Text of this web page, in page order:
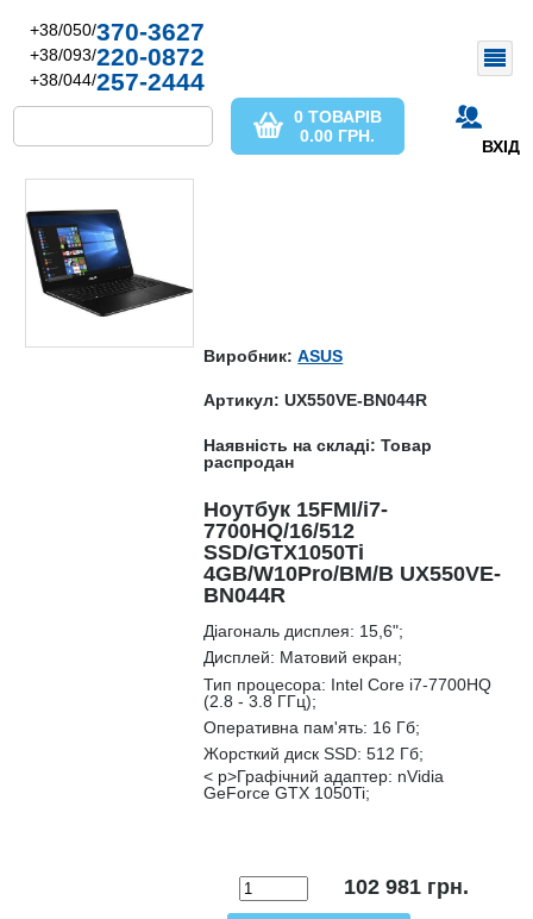
+38/050/370-3627
+38/093/220-0872
+38/044/257-2444
ВХІД
0 ТОВАРІВ
0.00 ГРН.
Виробник:ASUS
Артикул: UX550VE-BN044R
Наявність на складі: Товар
распродан
Ноутбук 15FMI/i7-
7700HQ/16/512
SSD/GTX1050Ti
4GB/W10Pro/BM/B UX550VE-
BN044R
Діагональ дисплея: 15,6";
Дисплей: Матовий екран;
Тип процесора: Intel Core i7-7700HQ
(2.8 - 3.8 ГГц);
Оперативна пам'ять: 16 Гб;
Жорсткий диск SSD:512 Гб;
< p>Графічний адаптер: nVidia
GeForce GTX 1050Ti;
102 981 грн.